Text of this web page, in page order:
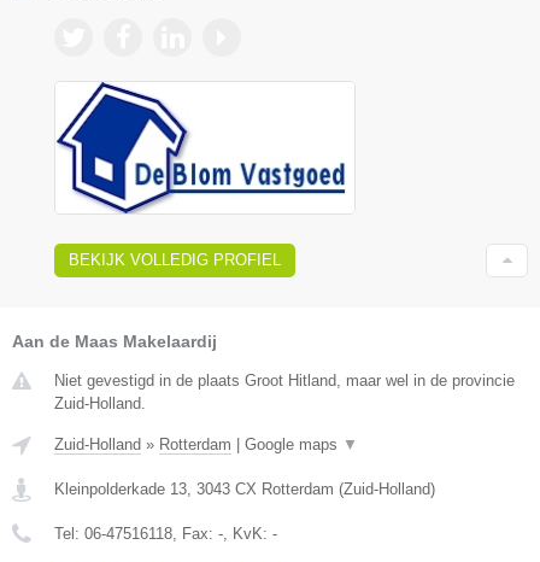
BEKIJK VOLLEDIG PROFIEL
Aan de Maas Makelaardij
Niet gevestigd in de plaats Groot Hitland, maar wel in de provincie
Zuid-Holland.
Zuid-Holland » Rotterdam Google maps ▼
Kleinpolderkade 13, 3043 CX Rotterdam (Zuid-Holland)
Tel: 06-47516118, Fax: -, KvK: -